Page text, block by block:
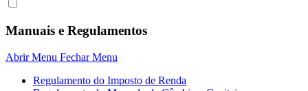
Manuais e Regulamentos
Abrir Menu Fechar Menu
Regulamento do Imposto de Renda